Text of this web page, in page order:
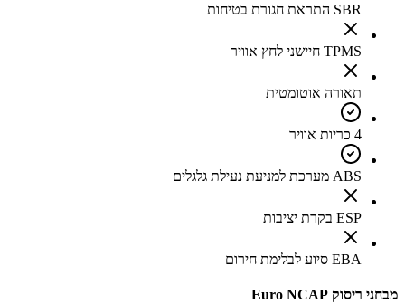
SBR התראת חגורת בטיחות
TPMS חיישני לחץ אוויר
תאורה אוטומטית
4 כריות אוויר
ABS מערכת למניעת נעילת גלגלים
ESP בקרת יציבות
EBA סיוע לבלימת חירום
מבחני ריסוק Euro NCAP